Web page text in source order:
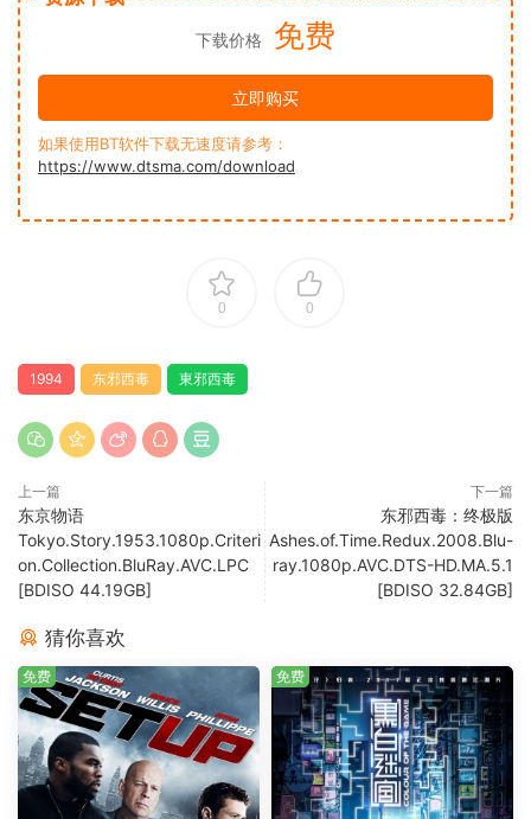
下载价格 免费
立即购买
如果使用BT软件下载无速度请参考：
https://www.dtsma.com/download
0 0
1994 东邪西毒 東邪西毒
上一篇
东京物语
Tokyo.Story.1953.1080p.Criteri
on.Collection.BluRay.AVC.LPC
[BDISO 44.19GB]
下一篇
东邪西毒：终极版
Ashes.of.Time.Redux.2008.Blu-
ray.1080p.AVC.DTS-HD.MA.5.1
[BDISO 32.84GB]
猜你喜欢
免费 免费